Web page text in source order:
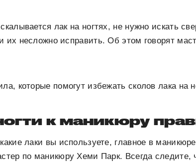
лак на ногтях, не нужно искать
их несложно исправить. Об этом говорят
которые помогут избежать сколов лака на
к маникюру
лаки вы используете, главное в
по маникюру Хеми Парк. Всегда следите,